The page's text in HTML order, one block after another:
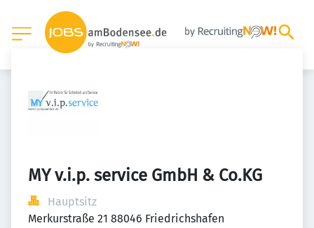
MY v.i.p. service GmbH & Co.KG
Hauptsitz
Merkurstraße 21 88046 Friedrichshafen